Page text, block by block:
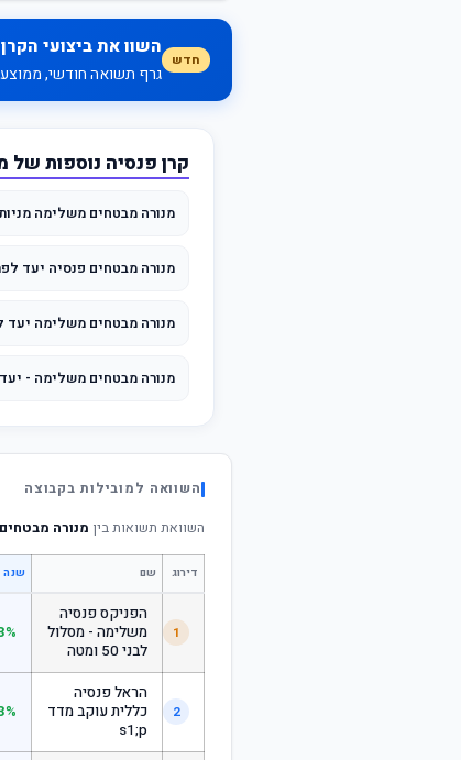
חדש
השוו את ביצועי
גרף תשואה חודשי, ממוצע
קרן פנסיה נוספות של
מנורה מבטחים משלימה מניות
מנורה מבטחים פנסיה יעד
מנורה מבטחים משלימה יעד
מנורה מבטחים משלימה - יעד
השוואה למובילות בקבוצה
השוואת תשואות בין מנורה מבטחים
דירוג שם שנה
1
הפניקס פנסיה
משלימה - מסלול
לבני 50 ומטה
2
הראל פנסיה
כללית עוקב מדד
s1;p